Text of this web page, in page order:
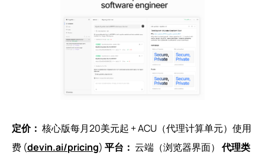
定价： 核心版每月20美元起 + ACU（代理计算单元）使用
费 (devin.ai/pricing) 平台： 云端（浏览器界面）代理类